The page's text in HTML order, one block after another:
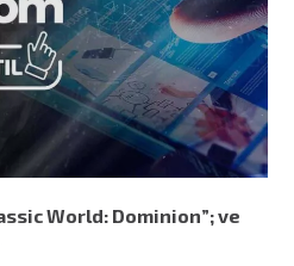
World: Dominion”; ve